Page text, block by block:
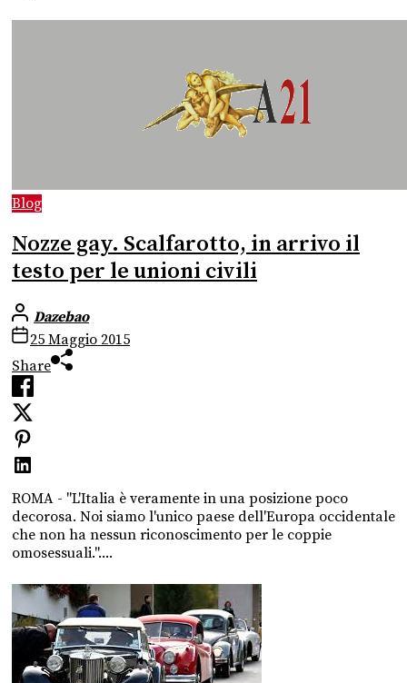
Blog
Nozze gay. Scalfarotto, in arrivo il
testo per le unioni civili
Dazebao
25 Maggio 2015
Share
ROMA - "L'Italia è veramente in una posizione poco
decorosa. Noi siamo l'unico paese dell'Europa occidentale
che non ha nessun riconoscimento per le coppie
omosessuali."....